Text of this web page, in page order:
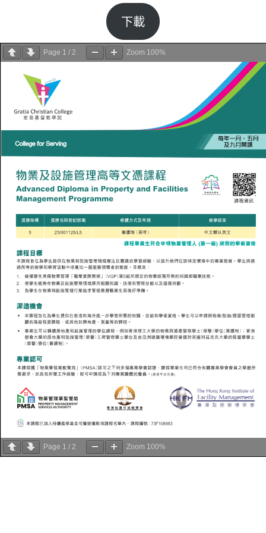
下載
Page 1 / 2 Zoom 100%
Page 1 / 2 Zoom 100%